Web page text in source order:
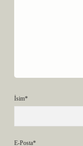
İsim*
E-Posta*